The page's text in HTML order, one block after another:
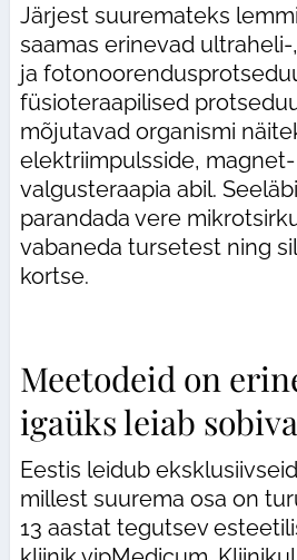
Järjest suuremateks
saamas erinevad
ja
füsioteraapilised
mõjutavad organismi
elektriimpulsside, magnet-
valgusteraapia abil.
parandada vere
vabaneda tursetest ning
kortse.
Meetodeid on
igaüks leiab
Eestis leidub
millest suurema osa on
13 aastat tegutsev